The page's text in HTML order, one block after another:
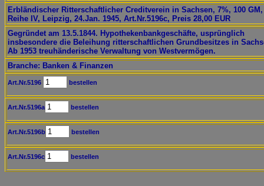
Erbländischer Ritterschaftlicher Creditverein in Sachsen, 7%, 100
Reihe IV, Leipzig, 24.Jan. 1945, Art.Nr.5196c, Preis 28,00 EUR
Gegründet am 13.5.1844. Hypothekenbankgeschäfte, usprünglich
insbesondere die Beleihung ritterschaftlichen Grundbesitzes in
Ab 1953 treuhänderische Verwaltung von Westvermögen.
Branche: Banken & Finanzen
Art.Nr.5196 bestellen
Art.Nr.5196a bestellen
Art.Nr.5196b bestellen
Art.Nr.5196c bestellen